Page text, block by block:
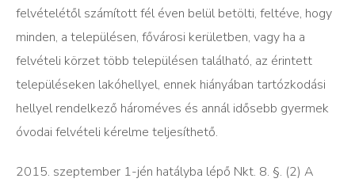
felvételétől számított fél éven belül betölti, feltéve, hogy
minden, a településen, fővárosi kerületben, vagy ha a
felvételi körzet több településen található, az érintett
településeken lakóhellyel, ennek hiányában tartózkodási
hellyel rendelkező hároméves és annál idősebb gyermek
óvodai felvételi kérelme teljesíthető.
2015. szeptember 1-jén hatályba lépő Nkt. 8. §. (2) A